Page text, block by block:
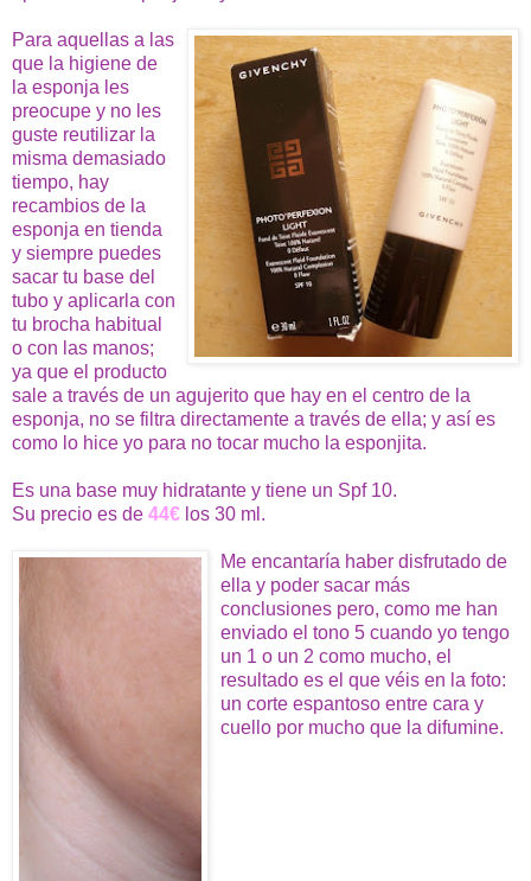
Para aquellas a las
que la higiene de
la esponja les
preocupe y no les
guste reutilizar la
misma demasiado
tiempo, hay
recambios de la
esponja en tienda
y siempre puedes
sacar tu base del
tubo y aplicarla con
tu brocha habitual
o con las manos;
ya que el producto
sale a través de un agujerito que hay en el centro de la
esponja, no se filtra directamente a través de ella; y así es
como lo hice yo para no tocar mucho la esponjita.
Es una base muy hidratante y tiene un Spf 10.
Su precio es de 44€ los 30 ml.
Me encantaría haber disfrutado de
ella y poder sacar más
conclusiones pero, como me han
enviado el tono 5 cuando yo tengo
un 1 o un 2 como mucho, el
resultado es el que véis en la foto:
un corte espantoso entre cara y
cuello por mucho que la difumine.